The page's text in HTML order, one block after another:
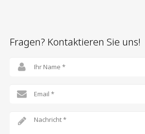
Fragen? Kontaktieren Sie uns!